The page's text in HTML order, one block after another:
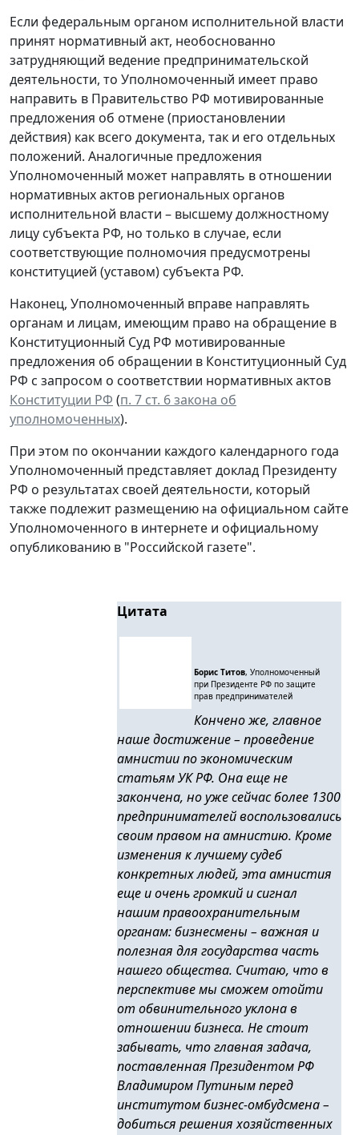
Если федеральным органом исполнительной власти
принят нормативный акт, необоснованно
затрудняющий ведение предпринимательской
деятельности, то Уполномоченный имеет право
направить в Правительство РФ мотивированные
предложения об отмене (приостановлении
действия) как всего документа, так и его отдельных
положений. Аналогичные предложения
Уполномоченный может направлять в отношении
нормативных актов региональных органов
исполнительной власти – высшему должностному
лицу субъекта РФ, но только в случае, если
соответствующие полномочия предусмотрены
конституцией (уставом) субъекта РФ.
Наконец, Уполномоченный вправе направлять
органам и лицам, имеющим право на обращение в
Конституционный Суд РФ мотивированные
предложения об обращении в Конституционный Суд
РФ с запросом о соответствии нормативных актов
Конституции РФ (п. 7 ст. 6 закона об
уполномоченных).
При этом по окончании каждого календарного года
Уполномоченный представляет доклад Президенту
РФ о результатах своей деятельности, который
также подлежит размещению на официальном сайте
Уполномоченного в интернете и официальному
опубликованию в "Российской газете".
Цитата
Борис Титов, Уполномоченный
при Президенте РФ по защите
прав предпринимателей
Кончено же, главное
наше достижение – проведение
амнистии по экономическим
статьям УК РФ. Она еще не
закончена, но уже сейчас более 1300
предпринимателей воспользовались
своим правом на амнистию. Кроме
изменения к лучшему судеб
конкретных людей, эта амнистия
еще и очень громкий и сигнал
нашим правоохранительным
органам: бизнесмены – важная и
полезная для государства часть
нашего общества. Считаю, что в
перспективе мы сможем отойти
от обвинительного уклона в
отношении бизнеса. Не стоит
забывать, что главная задача,
поставленная Президентом РФ
Владимиром Путиным перед
институтом бизнес-омбудсмена –
добиться решения хозяйственных